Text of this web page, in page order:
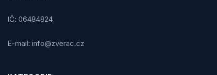
IČ: 06484824
E-mail: info@zverac.cz